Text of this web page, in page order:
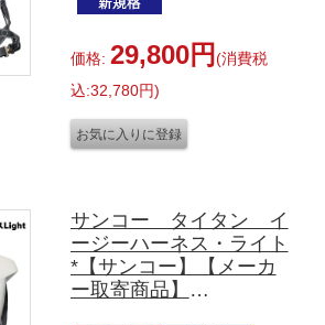
価格: 29,800円 (消費税
込:32,780円)
サンコー タイタン イ
ージーハーネス・ライト
*【サンコー】【メーカ
ー取寄商品】